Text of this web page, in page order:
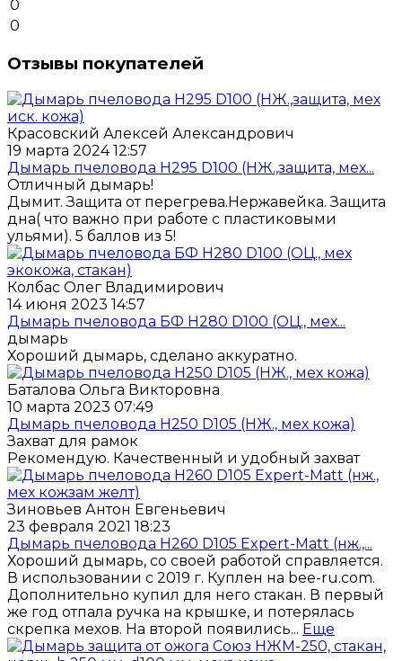
0
0
Отзывы покупателей
Красовский Алексей Александрович
19 марта 2024 12:57
Дымарь пчеловода H295 D100 (НЖ.,защита, мех...
Отличный дымарь!
Дымит. Защита от перегрева.Нержавейка. Защита
дна( что важно при работе с пластиковыми
ульями). 5 баллов из 5!
Колбас Олег Владимирович
14 июня 2023 14:57
Дымарь пчеловода БФ Н280 D100 (ОЦ., мех...
дымарь
Хороший дымарь, сделано аккуратно.
Баталова Ольга Викторовна
10 марта 2023 07:49
Дымарь пчеловода H250 D105 (НЖ., мех кожа)
Захват для рамок
Рекомендую. Качественный и удобный захват
Зиновьев Антон Евгеньевич
23 февраля 2021 18:23
Дымарь пчеловода H260 D105 Expert-Matt (нж.,...
Хороший дымарь, со своей работой справляется.
В использовании с 2019 г. Куплен на bee-ru.com.
Дополнительно купил для него стакан. В первый
же год отпала ручка на крышке, и потерялась
скрепка мехов. На второй появились... Еще